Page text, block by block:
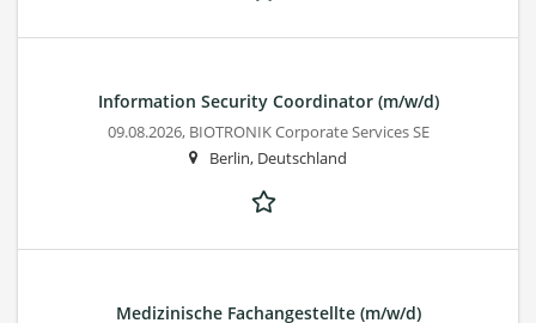
Information Security Coordinator (m/w/d)
09.08.2026, BIOTRONIK Corporate Services SE
Berlin, Deutschland
Medizinische Fachangestellte (m/w/d)